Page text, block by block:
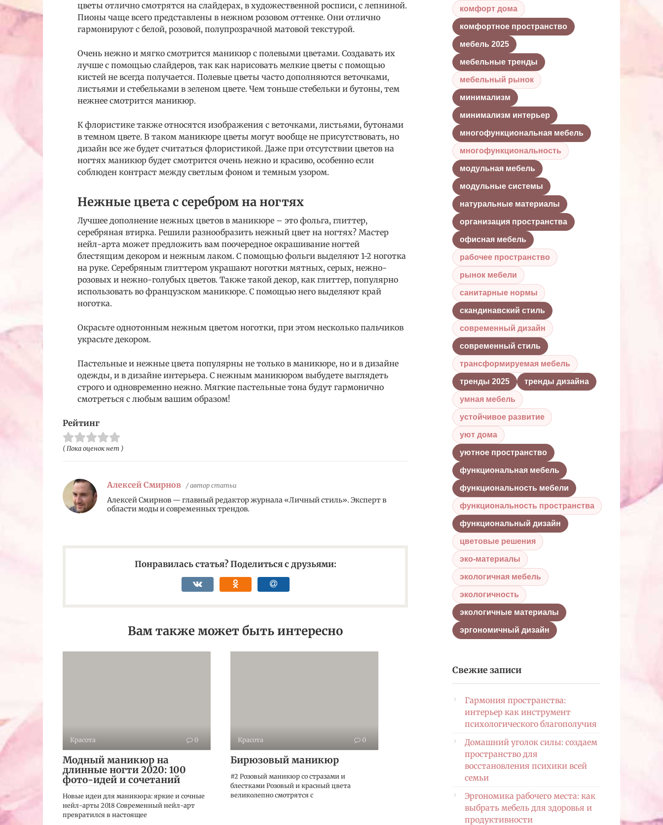
цветы отлично смотрятся на слайдерах, в художественной росписи, с лепниной.
Пионы чаще всего представлены в нежном розовом оттенке. Они отлично
гармонируют с белой, розовой, полупрозрачной матовой текстурой.
Очень нежно и мягко смотрится маникюр с полевыми цветами. Создавать их
лучше с помощью слайдеров, так как нарисовать мелкие цветы с помощью
кистей не всегда получается. Полевые цветы часто дополняются веточками,
листьями и стебельками в зеленом цвете. Чем тоньше стебельки и бутоны, тем
нежнее смотрится маникюр.
К флористике также относятся изображения с веточками, листьями, бутонами
в темном цвете. В таком маникюре цветы могут вообще не присутствовать, но
дизайн все же будет считаться флористикой. Даже при отсутствии цветов на
ногтях маникюр будет смотрится очень нежно и красиво, особенно если
соблюден контраст между светлым фоном и темным узором.
Нежные цвета с серебром на ногтях
Лучшее дополнение нежных цветов в маникюре – это фольга, глиттер,
серебряная втирка. Решили разнообразить нежный цвет на ногтях? Мастер
нейл-арта может предложить вам поочередное окрашивание ногтей
блестящим декором и нежным лаком. С помощью фольги выделяют 1-2 ноготка
на руке. Серебряным глиттером украшают ноготки мятных, серых, нежно-
розовых и нежно-голубых цветов. Также такой декор, как глиттер, популярно
использовать во французском маникюре. С помощью него выделяют край
ноготка.
Окрасьте однотонным нежным цветом ноготки, при этом несколько пальчиков
украсьте декором.
Пастельные и нежные цвета популярны не только в маникюре, но и в дизайне
одежды, и в дизайне интерьера. С нежным маникюром выбудете выглядеть
строго и одновременно нежно. Мягкие пастельные тона будут гармонично
смотреться с любым вашим образом!
Рейтинг
( Пока оценок нет )
Алексей Смирнов / автор статьи
Алексей Смирнов — главный редактор журнала «Личный стиль». Эксперт в
области моды и современных трендов.
Понравилась статья? Поделиться с друзьями:
Вам также может быть интересно
Красота 0
Модный маникюр на
длинные ногти 2020: 100
фото-идей и сочетаний
Новые идеи для маникюра: яркие и сочные
нейл-арты 2018 Современный нейл-арт
превратился в настоящее
Красота 0
Бирюзовый маникюр
#2 Розовый маникюр со стразами и
блестками Розовый и красный цвета
великолепно смотрятся с
комфорт дома
комфортное пространство
мебель 2025
мебельные тренды
мебельный рынок
минимализм
минимализм интерьер
многофункциональная мебель
многофункциональность
модульная мебель
модульные системы
натуральные материалы
организация пространства
офисная мебель
рабочее пространство
рынок мебели
санитарные нормы
скандинавский стиль
современный дизайн
современный стиль
трансформируемая мебель
тренды 2025 тренды дизайна
умная мебель
устойчивое развитие
уют дома
уютное пространство
функциональная мебель
функциональность мебели
функциональность пространства
функциональный дизайн
цветовые решения
эко-материалы
экологичная мебель
экологичность
экологичные материалы
эргономичный дизайн
Свежие записи
Гармония пространства:
интерьер как инструмент
психологического благополучия
Домашний уголок силы: создаем
пространство для
восстановления психики всей
семьи
Эргономика рабочего места: как
выбрать мебель для здоровья и
продуктивности